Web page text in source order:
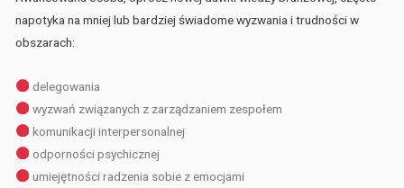
napotykana mniej lub bardziej świadome wyzwania i trudności w
obszarach:
delegowania
wyzwań związanych z zarządzaniem zespołem
komunikacji interpersonalnej
odporności psychicznej
umiejętności radzenia sobie z emocjami